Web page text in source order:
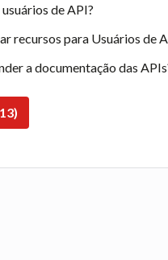
de API?
recursos para Usuários de
a documentação das